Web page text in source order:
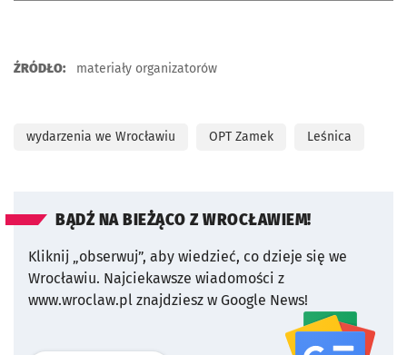
ŹRÓDŁO: materiały organizatorów
wydarzenia we Wrocławiu OPT Zamek Leśnica
BĄDŹ NA BIEŻĄCO Z WROCŁAWIEM!
Kliknij „obserwuj”, aby wiedzieć, co dzieje się we
Wrocławiu. Najciekawsze wiadomości z
www.wroclaw.pl znajdziesz w Google News!